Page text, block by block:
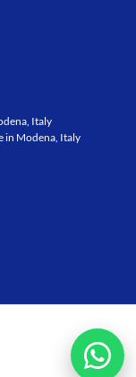
Italy
in Modena, Italy